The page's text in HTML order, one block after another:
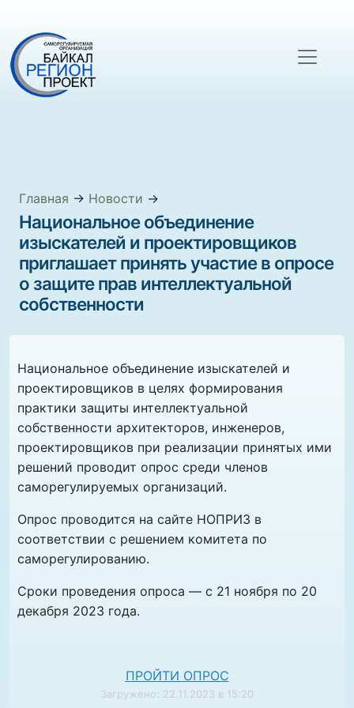
Главная → Новости →
Национальное объединение
изыскателей и проектировщиков
приглашает принять участие в опросе
о защите прав интеллектуальной
собственности
Национальное объединение изыскателей и
проектировщиков в целях формирования
практики защиты интеллектуальной
собственности архитекторов, инженеров,
проектировщиков при реализации принятых ими
решений проводит опрос среди членов
саморегулируемых организаций.
Опрос проводится на сайте НОПРИЗ в
соответствии с решением комитета по
саморегулированию.
Сроки проведения опроса — с 21 ноября по 20
декабря 2023 года.
ПРОЙТИ ОПРОС
Загружено: 22.11.2023 в 15:20